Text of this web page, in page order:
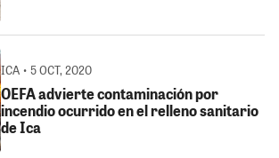
ICA • 5 OCT, 2020
OEFA advierte contaminación por
incendio ocurrido en el relleno sanitario
de Ica